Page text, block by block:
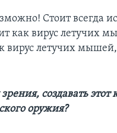
Стоит всегда
как вирус летучих
вирус летучих мышей,
создавать этот
оружия?